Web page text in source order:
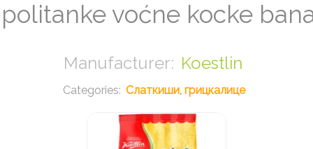
voćne kocke
Koestlin
Слаткиши, грицкалице